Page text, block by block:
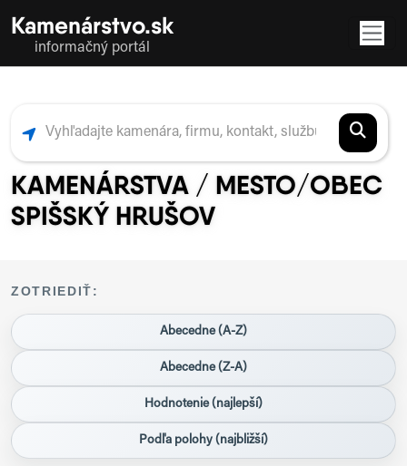
Kamenárstvo.sk
informačný portál
KAMENÁRSTVA / MESTO/OBEC
SPIŠSKÝ HRUŠOV
ZOTRIEDIŤ:
Abecedne (A-Z)
Abecedne (Z-A)
Hodnotenie (najlepší)
Podľa polohy (najbližší)